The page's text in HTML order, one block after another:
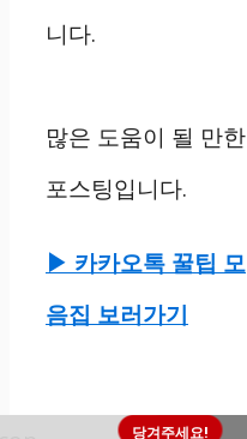
니다.
많은 도움이 될 만한
포스팅입니다.
▶ 카카오톡 꿀팁 모
음집 보러가기
당겨주세요!